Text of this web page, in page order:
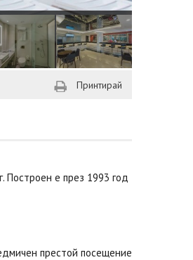
Принтирай
Построен е през 1993 год
престой посещение